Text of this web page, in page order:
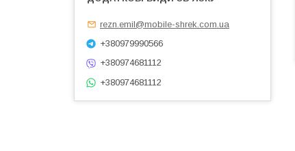
rezn.emil@mobile-shrek.com.ua
+380979990566
+380974681112
+380974681112